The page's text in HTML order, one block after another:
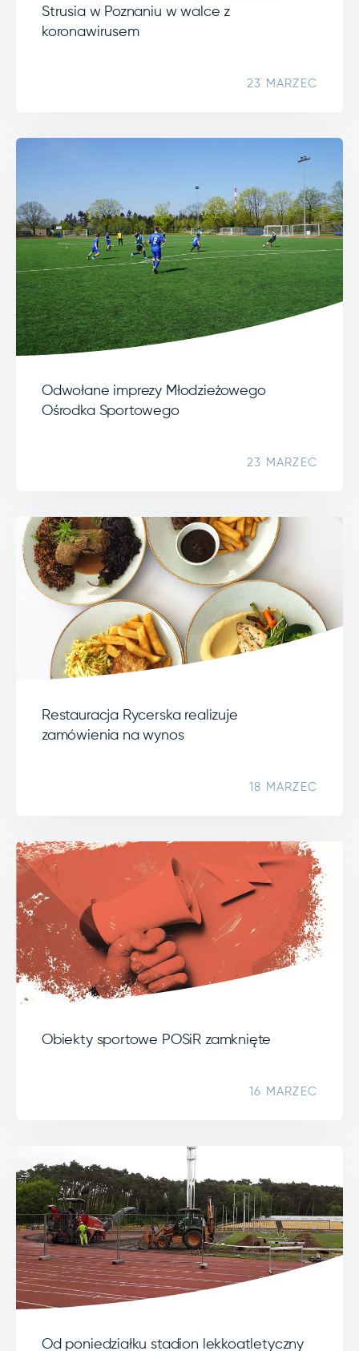
Strusia w Poznaniu w walce z
koronawirusem
23 MARZEC
Odwołane imprezy Młodzieżowego
Ośrodka Sportowego
23 MARZEC
Restauracja Rycerska realizuje
zamówienia na wynos
18 MARZEC
Obiekty sportowe POSiR zamknięte
16 MARZEC
Od poniedziałku stadion lekkoatletyczny